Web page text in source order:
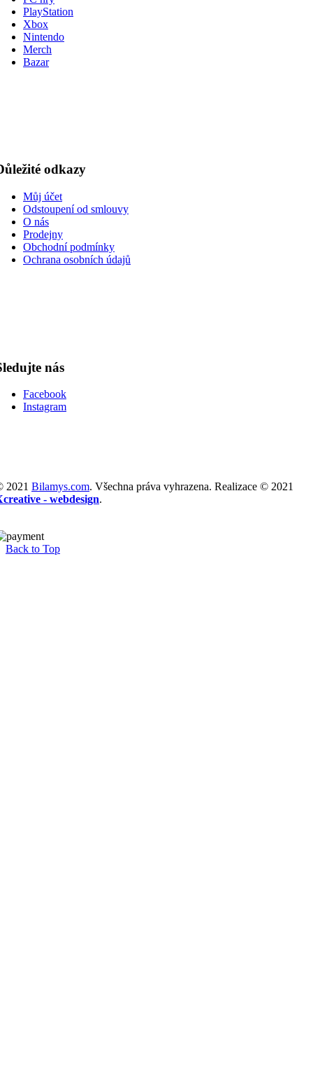
PlayStation
Xbox
Nintendo
Merch
Bazar
odkazy
Můj účet
Odstoupení od smlouvy
O nás
Prodejny
Obchodní podmínky
Ochrana osobních údajů
nás
Facebook
Instagram
2021 Bilamys.com. Všechna práva vyhrazena. Realizace © 2021
- webdesign.
Back to Top